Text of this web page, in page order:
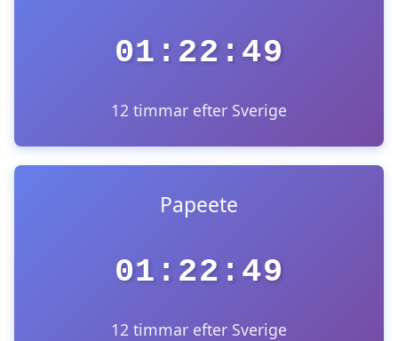
01:22:49
12 timmar efter Sverige
Papeete
01:22:49
12 timmar efter Sverige